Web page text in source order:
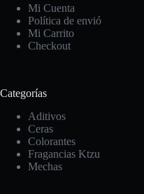
Mi Cuenta
Política de envió
Mi Carrito
Checkout
Categorías
Aditivos
Ceras
Colorantes
Fragancias Ktzu
Mechas